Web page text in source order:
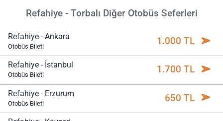
Refahiye - Torbalı Diğer Otobüs Seferleri
Refahiye - Ankara
Otobüs Bileti 1.000 TL
Refahiye - İstanbul
Otobüs Bileti 1.700 TL
Refahiye - Erzurum
Otobüs Bileti 650 TL